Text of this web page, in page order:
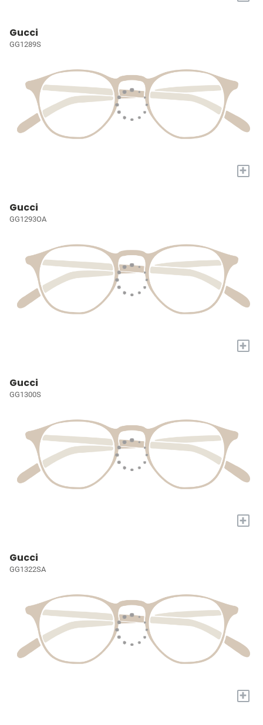
Gucci
GG1289S
+
Gucci
GG1293OA
+
Gucci
GG1300S
+
Gucci
GG1322SA
+